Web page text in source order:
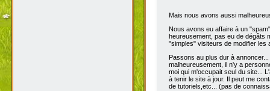
Mais nous avons aussi
Nous avons eu affaire à un
heureusement, pas eu de dégâts
"simples" visiteurs de modifier
Passons au plus dur à
malheureusement, il n'y a
moi qui m'occupait seul du site...
à tenir le site à jour. Il peut me
de tutoriels,etc... (pas de